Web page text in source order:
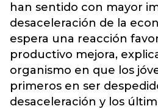
han sentido con mayor
desaceleración de la
espera una reacción
productivo mejora,
organismo en que los
primeros en ser
desaceleración y los